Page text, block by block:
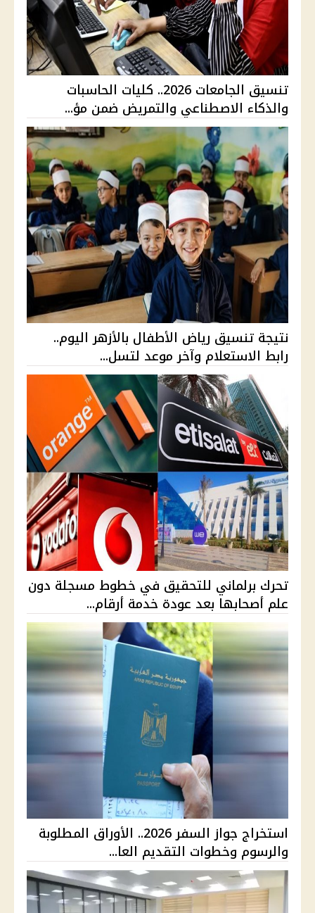
تنسيق الجامعات 2026.. كليات الحاسبات
والذكاء الاصطناعي والتمريض ضمن مؤ...
نتيجة تنسيق رياض الأطفال بالأزهر اليوم..
رابط الاستعلام وآخر موعد لتسل...
تحرك برلماني للتحقيق في خطوط مسجلة دون
علم أصحابها بعد عودة خدمة أرقام...
استخراج جواز السفر 2026.. الأوراق المطلوبة
والرسوم وخطوات التقديم العا...